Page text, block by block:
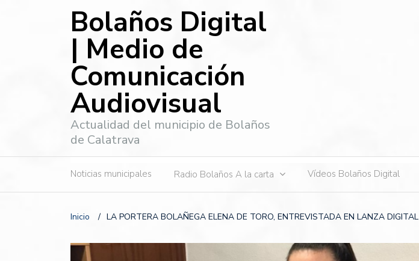
Bolaños Digital
| Medio de
Comunicación
Audiovisual
Actualidad del municipio de Bolaños
de Calatrava
Noticias municipales Radio Bolaños A la carta Vídeos Bolaños Digital
Inicio / LA PORTERA BOLAÑEGA ELENA DE TORO, ENTREVISTADA EN LANZA DIGITAL